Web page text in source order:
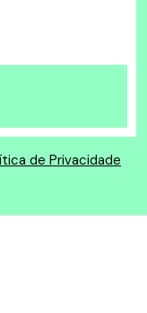
de Privacidade